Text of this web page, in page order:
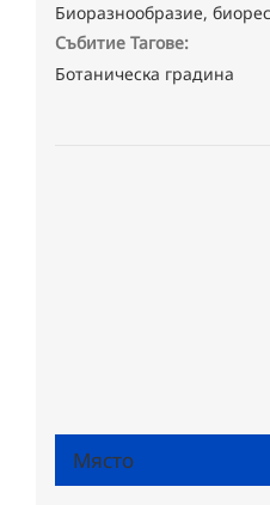
Биоразнообразие,
Събитие Тагове:
Ботаническа градина
Място